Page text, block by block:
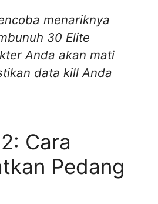
menariknya
30 Elite
Anda akan mati
data kill Anda
Cara
Pedang